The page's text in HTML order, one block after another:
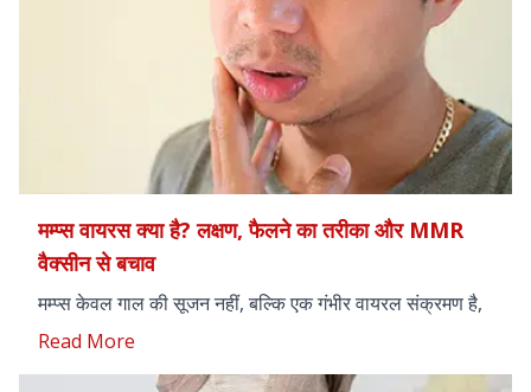
मम्प्स वायरस क्या है? लक्षण, फैलने का तरीका और MMR
वैक्सीन से बचाव
मम्प्स केवल गाल की सूजन नहीं, बल्कि एक गंभीर वायरल संक्रमण है,
जो अंगों को प्रभावित कर सकता है।
Read More